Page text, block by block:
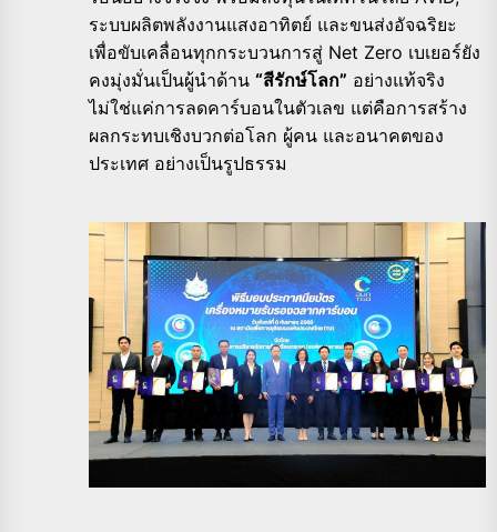
ระบบผลิตพลังงานแสงอาทิตย์ และขนส่งอัจฉริยะ
เพื่อขับเคลื่อนทุกกระบวนการสู่ Net Zero เบเยอร์ยัง
คงมุ่งมั่นเป็นผู้นำด้าน “สีรักษ์โลก” อย่างแท้จริง
ไม่ใช่แค่การลดคาร์บอนในตัวเลข แต่คือการสร้าง
ผลกระทบเชิงบวกต่อโลก ผู้คน และอนาคตของ
ประเทศ อย่างเป็นรูปธรรม